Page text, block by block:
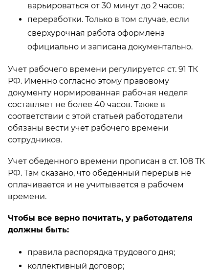
варьироваться от 30 минут до 2 часов;
переработки. Только в том случае, если
сверхурочная работа оформлена
официально и записана документально.
Учет рабочего времени регулируется ст. 91 ТК
РФ. Именно согласно этому правовому
документу нормированная рабочая неделя
составляет не более 40 часов. Также в
соответствии с этой статьей работодатели
обязаны вести учет рабочего времени
сотрудников.
Учет обеденного времени прописан в ст. 108 ТК
РФ. Там сказано, что обеденный перерыв не
оплачивается и не учитывается в рабочем
времени.
Чтобы все верно почитать, у работодателя
должны быть:
правила распорядка трудового дня;
коллективный договор;